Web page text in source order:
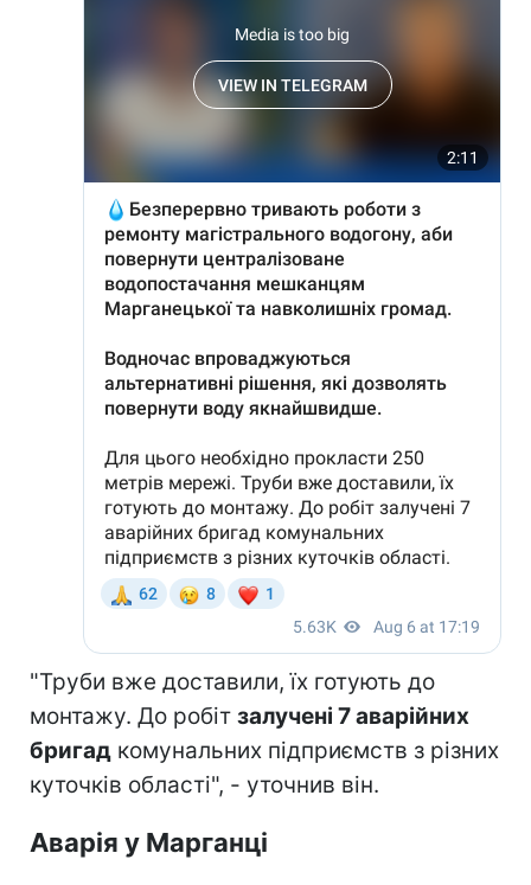
"Труби вже доставили, їх готують до
монтажу. До робіт залучені 7 аварійних
бригад комунальних підприємств з різних
куточків області", - уточнив він.
Аварія у Марганці